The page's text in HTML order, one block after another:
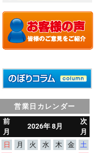
営業日カレンダー